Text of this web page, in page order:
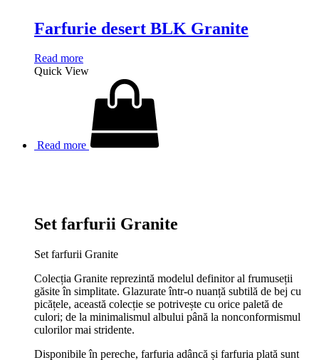
Farfurie desert BLK Granite
Read more
Quick View
Read more
Set farfurii Granite
Set farfurii Granite
Colecția Granite reprezintă modelul definitor al frumuseții
găsite în simplitate. Glazurate într-o nuanță subtilă de bej cu
picățele, această colecție se potrivește cu orice paletă de
culori; de la minimalismul albului până la nonconformismul
culorilor mai stridente.
Disponibile în pereche, farfuria adâncă și farfuria plată sunt